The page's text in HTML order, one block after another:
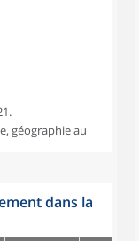
géographie au
dans la